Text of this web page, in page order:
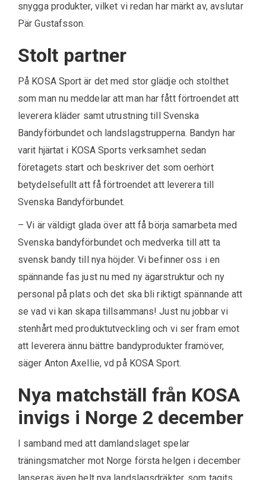
snygga produkter, vilket vi redan har märkt av, avslutar
Pär Gustafsson.
Stolt partner
På KOSA Sport är det med stor glädje och stolthet
som man nu meddelar att man har fått förtroendet att
leverera kläder samt utrustning till Svenska
Bandyförbundet och landslagstrupperna. Bandyn har
varit hjärtat i KOSA Sports verksamhet sedan
företagets start och beskriver det som oerhört
betydelsefullt att få förtroendet att leverera till
Svenska Bandyförbundet.
– Vi är väldigt glada över att få börja samarbeta med
Svenska bandyförbundet och medverka till att ta
svensk bandy till nya höjder. Vi befinner oss i en
spännande fas just nu med ny ägarstruktur och ny
personal på plats och det ska bli riktigt spännande att
se vad vi kan skapa tillsammans! Just nu jobbar vi
stenhårt med produktutveckling och vi ser fram emot
att leverera ännu bättre bandyprodukter framöver,
säger Anton Axellie, vd på KOSA Sport.
Nya matchställ från KOSA
invigs i Norge 2 december
I samband med att damlandslaget spelar
träningsmatcher mot Norge första helgen i december